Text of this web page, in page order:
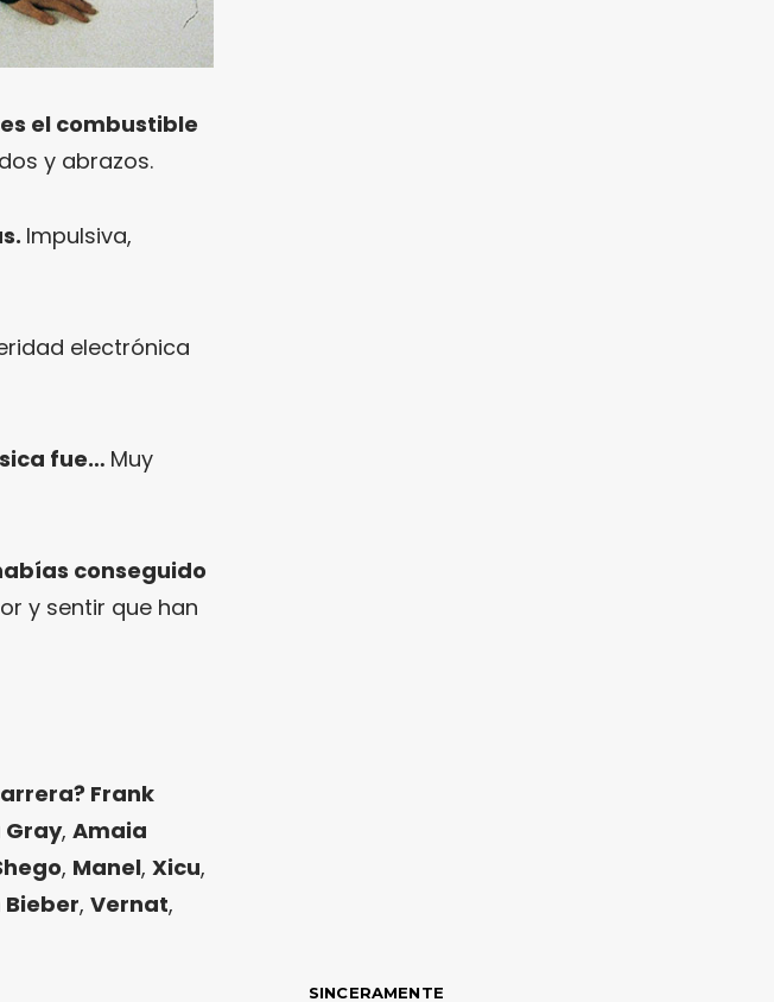
el combustible
y abrazos.
Impulsiva,
electrónica
fue… Muy
conseguido
y sentir que han
Frank
Gray, Amaia
, Manel, Xicu,
, Vernat,
SINCERAMENTE